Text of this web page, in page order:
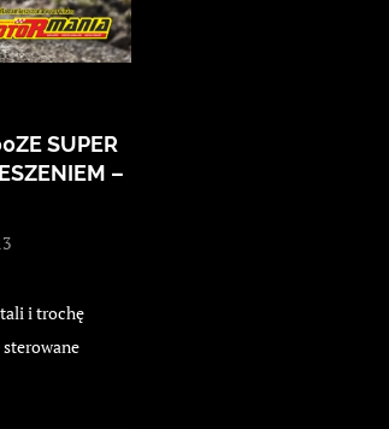
SUPER
–
i trochę